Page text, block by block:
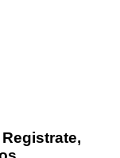
Registrate,